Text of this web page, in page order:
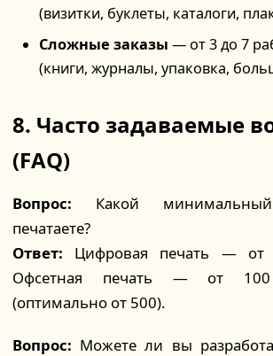
(визитки, буклеты, каталоги,
Сложные заказы — от 3 до 7
(книги, журналы, упаковка,
8. Часто задаваемые
(FAQ)
Вопрос: Какой
печатаете?
Ответ: Цифровая печать — от
Офсетная печать — от 100
(оптимально от 500).
Вопрос: Можете ли вы